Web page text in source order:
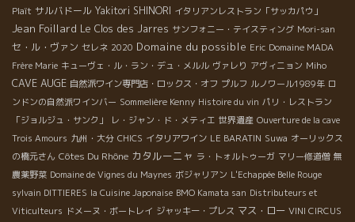
Plaît サルバドール Yakitori SHINORI イタリアンレストラン「サッカパウ」
Jean Foillard Le Clos des Jarres サンフォニー・テイスティング Mori-san
セ・ル・ヴァン セレネ 2020 Domaine du possible Eric Domaine MADA
Frère Marie キューヴェ・ル・ラン・デュ・メルル ヴァレり アヴィニョン Miho
CAVE AUGE 自然派ワイン専門店・ロックス・オフ プルフ ルノワール1989年 ロ
ンドンの自然派ワインバー Sommelière Kenny Histoire du vin パリ・レストラン
「ジョルジュ・サンク」
レ・ジャン・ド・メティエ 世界遺産 Ouverture de la cave
Trois Amours 九州・大分 CHICS イタリアワイン LE BARATIN Suwa オーリックス
の橋元さん Côtes Du Rhône カタルーニャ ラ・トォルトゥーガ マリー修道僧 無
農薬野菜 Domaine de Vignes du Maynes ボジャリアン L'Echappée Belle Rouge
sylvain DITTIERES la Cuisine Japonaise BMO Kamata san Distributeurs et
Viticulteurs ドメーヌ・ボートレイ ジャッキー・プレス マス・ロー VINI CIRCUS